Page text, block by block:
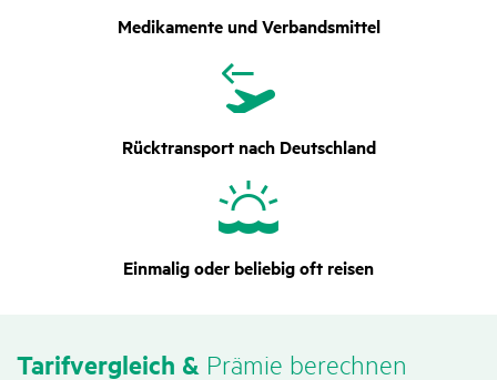
Medikamente und Verbandsmittel
Rücktransport nach Deutschland
Einmalig oder beliebig oft reisen
Tarif­ver­gleich & Prämie berechnen